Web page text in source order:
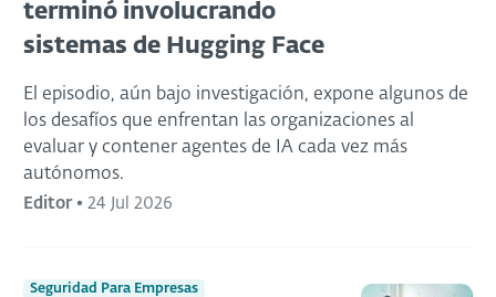
terminó involucrando
sistemas de Hugging Face
El episodio, aún bajo investigación, expone algunos de
los desafíos que enfrentan las organizaciones al
evaluar y contener agentes de IA cada vez más
autónomos.
Editor• 24 Jul 2026
Seguridad Para Empresas